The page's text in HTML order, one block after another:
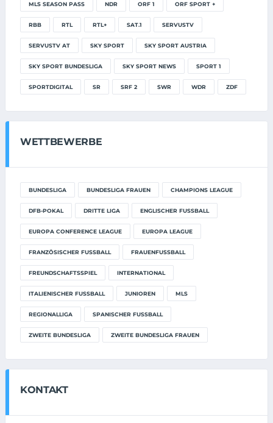
MLS SEASON PASS NDR ORF 1 ORF SPORT +
RBB RTL RTL+ SAT.1 SERVUSTV
SERVUSTV AT SKY SPORT SKY SPORT AUSTRIA
SKY SPORT BUNDESLIGA SKY SPORT NEWS SPORT 1
SPORTDIGITAL SR SRF 2 SWR WDR ZDF
WETTBEWERBE
BUNDESLIGA BUNDESLIGA FRAUEN CHAMPIONS LEAGUE
DFB-POKAL DRITTE LIGA ENGLISCHER FUSSBALL
EUROPA CONFERENCE LEAGUE EUROPA LEAGUE
FRANZÖSISCHER FUSSBALL FRAUENFUSSBALL
FREUNDSCHAFTSSPIEL INTERNATIONAL
ITALIENISCHER FUSSBALL JUNIOREN MLS
REGIONALLIGA SPANISCHER FUSSBALL
ZWEITE BUNDESLIGA ZWEITE BUNDESLIGA FRAUEN
KONTAKT